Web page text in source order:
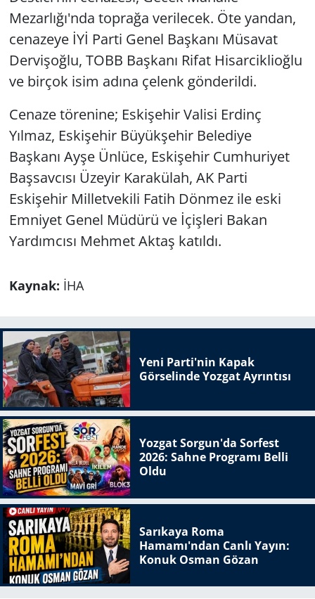
Mezarlığı'nda toprağa verilecek. Öte yandan,
cenazeye İYİ Parti Genel Başkanı Müsavat
Dervişoğlu, TOBB Başkanı Rifat Hisarciklioğlu
ve birçok isim adına çelenk gönderildi.
Cenaze törenine; Eskişehir Valisi Erdinç
Yılmaz, Eskişehir Büyükşehir Belediye
Başkanı Ayşe Ünlüce, Eskişehir Cumhuriyet
Başsavcısı Üzeyir Karakülah, AK Parti
Eskişehir Milletvekili Fatih Dönmez ile eski
Emniyet Genel Müdürü ve İçişleri Bakan
Yardımcısı Mehmet Aktaş katıldı.
Kaynak: İHA
Yeni Parti'nin Kapak
Görselinde Yozgat Ayrıntısı
Yozgat Sorgun'da Sorfest
2026: Sahne Programı Belli
Oldu
Sarıkaya Roma
Hamamı'ndan Canlı Yayın:
Konuk Osman Gözan